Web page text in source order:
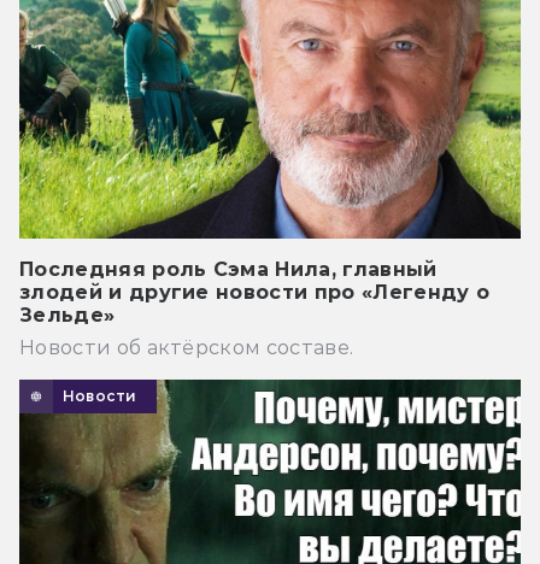
Последняя роль Сэма Нила, главный
злодей и другие новости про «Легенду о
Зельде»
Новости об актёрском составе.
Новости